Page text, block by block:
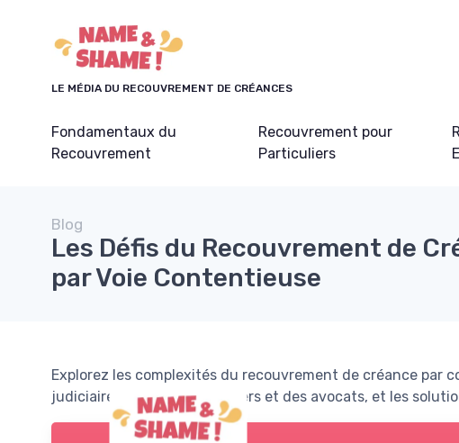
LE MÉDIA DU RECOUVREMENT DE CRÉANCES
Fondamentaux du
Recouvrement
Recouvrement pour
Particuliers
Blog
Les Défis du Recouvrement de
par Voie Contentieuse
Explorez les complexités du recouvrement de créance par
judiciaires, le rôle des huissiers et des avocats, et les